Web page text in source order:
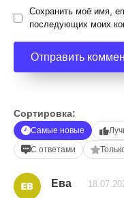
Сохранить моё имя,
последующих моих
Сортировка:
Самые новые
С ответами
Ева